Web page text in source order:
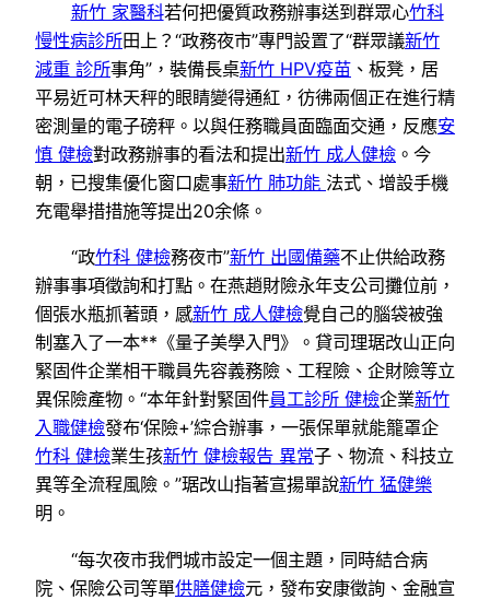
新竹 家醫科若何把優質政務辦事送到群眾心竹科
慢性病診所田上？“政務夜市”專門設置了“群眾議新竹
減重 診所事角”，裝備長桌新竹 HPV疫苗 、板凳，居
平易近可林天秤的眼睛變得通紅，彷彿兩個正在進行精
密測量的電子磅秤。以與任務職員面臨面交通，反應安
慎 健檢對政務辦事的看法和提出新竹 成人健檢 。今
朝，已搜集優化窗口處事新竹 肺功能 法式、增設手機
充電舉措措施等提出20余條。
“政竹科 健檢務夜市”新竹 出國備藥不止供給政務
辦事事項徵詢和打點。在燕趙財險永年支公司攤位前，
個張水瓶抓著頭，感新竹 成人健檢覺自己的腦袋被強
制塞入了一本**《量子美學入門》。貸司理琚改山正向
緊固件企業相干職員先容義務險、工程險、企財險等立
異保險產物。“本年針對緊固件員工診所 健檢企業新竹
入職健檢發布‘保險+’綜合辦事，一張保單就能籠罩企
竹科 健檢業生孩新竹 健檢報告 異常子、物流、科技立
異等全流程風險。”琚改山指著宣揚單說新竹 猛健樂
明。
“每次夜市我們城市設定一個主題，同時結合病
院、保險公司等單供膳健檢元，發布安康徵詢、金融宣